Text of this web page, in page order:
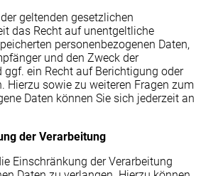
geltenden gesetzlichen
das Recht auf unentgeltliche
personenbezogenen Daten,
und den Zweck der
ggf. ein Recht auf Berichtigung oder
Hierzu sowie zu weiteren Fragen zum
Daten können Sie sich jederzeit an
der Verarbeitung
Einschränkung der Verarbeitung